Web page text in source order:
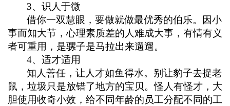
3、识人于微
借你一双慧眼，要做就做最优秀的伯乐。 因小
事而知大节，心理素质差的人难成大事，有情有义
者可重用，是骡子是马拉出来遛遛。
4、适才适用
知人善任，让人才如鱼得水。 别让豹子去捉老
鼠，垃圾只是放错了地方的宝贝。怪人有怪才，大
胆使用收奇小效，给不同年龄的员工分配不同的工